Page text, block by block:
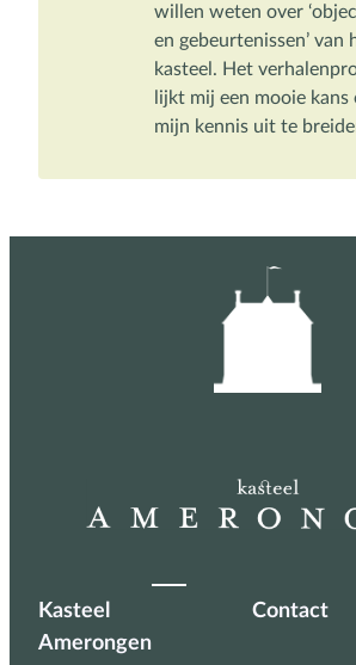
willen weten over
en gebeurtenissen’ van
kasteel. Het
lijkt mij een mooie kans
mijn kennis uit te
Kasteel
Amerongen
Contact